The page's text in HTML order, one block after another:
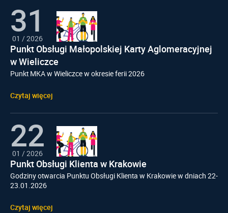
31
01 /2026
Punkt Obsługi Małopolskiej Karty Aglomeracyjnej
w Wieliczce
Punkt MKA w Wieliczce w okresie ferii 2026
Czytaj więcej
22
01 /2026
Punkt Obsługi Klienta w Krakowie
Godziny otwarcia Punktu Obsługi Klienta w Krakowie w dniach 22-
23.01.2026
Czytaj więcej